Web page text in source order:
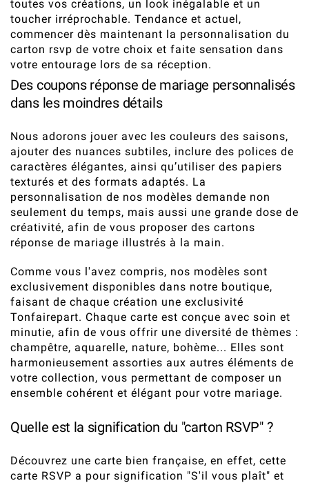
toutes vos créations, un look inégalable et un
toucher irréprochable. Tendance et actuel,
commencer dès maintenant la personnalisation du
carton rsvp de votre choix et faite sensation dans
votre entourage lors de sa réception.
Des coupons réponse de mariage personnalisés
dans les moindres détails
Nous adorons jouer avec les couleurs des saisons,
ajouter des nuances subtiles, inclure des polices de
caractères élégantes, ainsi qu’utiliser des papiers
texturés et des formats adaptés. La
personnalisation de nos modèles demande non
seulement du temps, mais aussi une grande dose de
créativité, afin de vous proposer des cartons
réponse de mariage illustrés à la main.
Comme vous l'avez compris, nos modèles sont
exclusivement disponibles dans notre boutique,
faisant de chaque création une exclusivité
Tonfairepart. Chaque carte est conçue avec soin et
minutie, afin de vous offrir une diversité de thèmes :
champêtre, aquarelle, nature, bohème... Elles sont
harmonieusement assorties aux autres éléments de
votre collection, vous permettant de composer un
ensemble cohérent et élégant pour votre mariage.
Quelle est la signification du "carton RSVP" ?
Découvrez une carte bien française, en effet, cette
carte RSVP a pour signification "S'il vous plaît" et